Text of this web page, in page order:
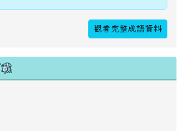
觀看完整成語資料